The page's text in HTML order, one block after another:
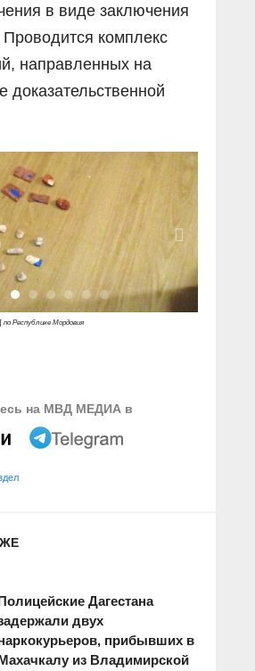
в виде заключения
Проводится комплекс
направленных на
доказательственной
Республике Мордовия
на МВД МЕДИА в
Дагестана
двух
прибывших в
из Владимирской